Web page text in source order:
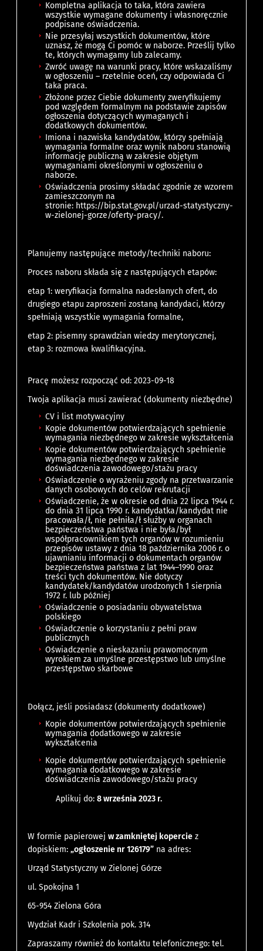
Kompletna aplikacja to taka, która zawiera
wszystkie wymagane dokumenty i własnoręcznie
podpisane oświadczenia.
Nie przesyłaj wszystkich dokumentów, które
uznasz, że mogą Ci pomóc w naborze. Prześlij tylko
te, których wymagamy lub zalecamy.
Zwróć uwagę na warunki pracy, które wskazaliśmy
w ogłoszeniu – rzetelnie oceń, czy odpowiada Ci
taka praca.
Złożone przez Ciebie dokumenty zweryfikujemy
pod względem formalnym na podstawie zapisów
ogłoszenia dotyczących wymaganych i
dodatkowych dokumentów.
Imiona i nazwiska kandydatów, którzy spełniają
wymagania formalne oraz wynik naboru stanowią
informację publiczną w zakresie objętym
wymaganiami określonymi w ogłoszeniu o
naborze.
Oświadczenia prosimy składać zgodnie ze wzorem
zamieszczonym na
stronie: https://bip.stat.gov.pl/urzad-statystyczny-
w-zielonej-gorze/oferty-pracy/.
Planujemy następujące metody/techniki naboru:
Proces naboru składa się z następujących etapów:
etap 1: weryfikacja formalna nadesłanych ofert, do
drugiego etapu zaproszeni zostaną kandydaci, którzy
spełniają wszystkie wymagania formalne,
etap 2: pisemny sprawdzian wiedzy merytorycznej,
etap 3: rozmowa kwalifikacyjna.
Pracę możesz rozpocząć od: 2023-09-18
Twoja aplikacja musi zawierać (dokumenty niezbędne)
CV i list motywacyjny
Kopie dokumentów potwierdzających spełnienie
wymagania niezbędnego w zakresie wykształcenia
Kopie dokumentów potwierdzających spełnienie
wymagania niezbędnego w zakresie
doświadczenia zawodowego/stażu pracy
Oświadczenie o wyrażeniu zgody na przetwarzanie
danych osobowych do celów rekrutacji
Oświadczenie, że w okresie od dnia 22 lipca 1944 r.
do dnia 31 lipca 1990 r. kandydatka/kandydat nie
pracowała/ł, nie pełniła/ł służby w organach
bezpieczeństwa państwa i nie była/był
współpracownikiem tych organów w rozumieniu
przepisów ustawy z dnia 18 października 2006 r. o
ujawnianiu informacji o dokumentach organów
bezpieczeństwa państwa z lat 1944–1990 oraz
treści tych dokumentów. Nie dotyczy
kandydatek/kandydatów urodzonych 1 sierpnia
1972 r. lub później
Oświadczenie o posiadaniu obywatelstwa
polskiego
Oświadczenie o korzystaniu z pełni praw
publicznych
Oświadczenie o nieskazaniu prawomocnym
wyrokiem za umyślne przestępstwo lub umyślne
przestępstwo skarbowe
Dołącz, jeśli posiadasz (dokumenty dodatkowe)
Kopie dokumentów potwierdzających spełnienie
wymagania dodatkowego w zakresie
wykształcenia
Kopie dokumentów potwierdzających spełnienie
wymagania dodatkowego w zakresie
doświadczenia zawodowego/stażu pracy
Aplikuj do: 8 września 2023 r.
W formie papierowejw zamkniętej kopercie z
dopiskiem:„ogłoszenie nr 126179” na adres:
Urząd Statystyczny w Zielonej Górze
ul. Spokojna 1
65-954 Zielona Góra
Wydział Kadr i Szkolenia pok. 314
Zapraszamy również do kontaktu telefonicznego: tel.